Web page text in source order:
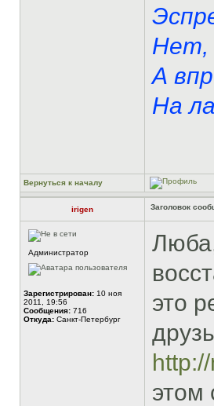
Нет,
А
На
Вернуться к началу
irigen Заголовок
Администратор
Зарегистрирован: 10 ноя
2011, 19:56
Сообщения: 716
Откуда: Санкт-Петербург
это
этом